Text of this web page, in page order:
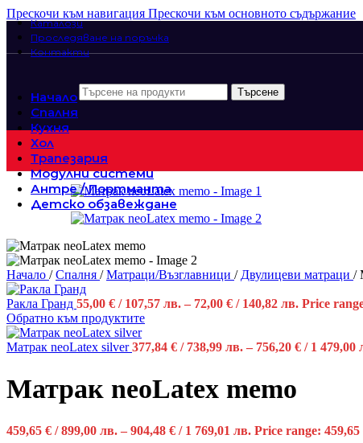
Прескочи към навигация Прескочи към основното съдържание
Каталози
Проследяване на поръчка
Контакти
Търсене
Начало
Спалня
Кухня
Хол
Трапезария
Модулни системи
Антре / Портманта
Детско обзавеждане
Начало / Спалня / Матраци/Възглавници / Двулицеви матраци /
Ракла Гранд 55,00 € / 107,57 лв. – 72,00 € / 140,82 лв. Price
Обратно към продуктите
Матрак neoLatex silver377,84 € / 738,99 лв. – 756,20 € / 1 479,00
Матрак neoLatex memo
459,65 € / 899,00 лв. – 904,48 € / 1 769,01 лв. Price range: